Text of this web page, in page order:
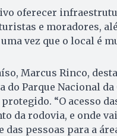
oferecer
e moradores,
vez que o local é
Marcus Rinco,
do Parque Nacional da
“O acesso
da rodovia, e onde
das pessoas para a